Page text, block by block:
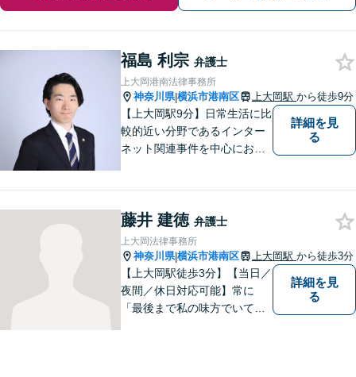
福島 利宗 弁護士
上大岡港南法律事務所
神奈川県|横浜市港南区 上大岡駅 から徒歩9分
【上大岡駅9分】日常生活に比
較的近い分野であるインター
ネット関連事件を中心にお取
ルにて掲載情報のURL等をお
送りください。見込み、費用
等をご案内させていただきま
す。
詳細を見
る
藤井 建徳 弁護士
上大岡法律事務所
神奈川県|横浜市港南区 上大岡駅 から徒歩3分
【上大岡駅徒歩3分】【当日／
夜間／休日対応可能】常に
「最後まで私の味方でいてく
詳細を見
る